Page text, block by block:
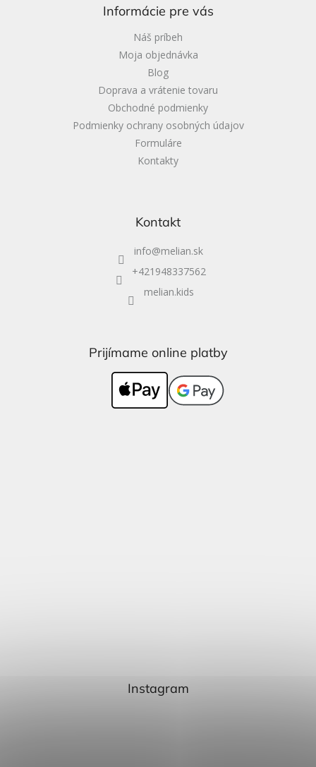
Informácie pre vás
Náš príbeh
Moja objednávka
Blog
Doprava a vrátenie tovaru
Obchodné podmienky
Podmienky ochrany osobných údajov
Formuláre
Kontakty
Kontakt
info@melian.sk
+421948337562
melian.kids
Prijímame online platby
Instagram